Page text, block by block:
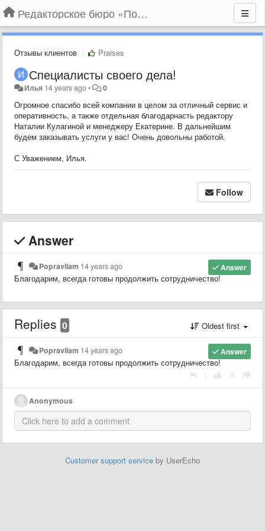
Редакторское бюро «По правилам»
Отзывы клиентов Praises
Специалисты своего дела!
Илья 14 years ago• 0
Огромное спасибо всей компании в целом за отличный сервис и
оперативность, а также отдельная благодарнасть редактору
Наталии Кулагиной и менеджеру Екатерине. В дальнейшим
будем заказывать услуги у вас! Очень довольны работой.
С Уважением, Илья.
Follow
Answer
Answer
Popravilam 14 years ago
Благодарим, всегда готовы продолжить сотрудничество!
Replies 0 Oldest first
Answer
Popravilam 14 years ago
Благодарим, всегда готовы продолжить сотрудничество!
Anonymous
Customer support service by UserEcho